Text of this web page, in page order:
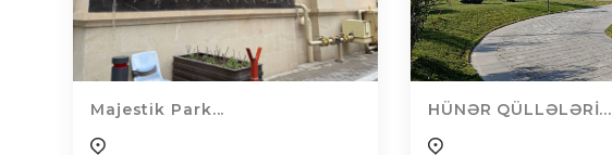
Majestik Park... HÜNƏR QÜLLƏLƏRİ...